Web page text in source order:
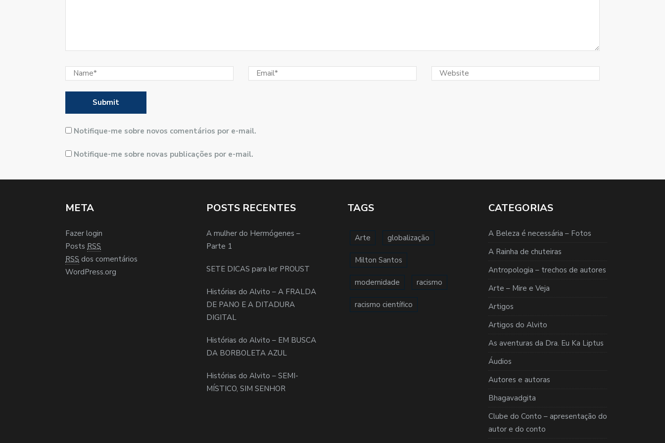
Notifique-me sobre novos comentários por e-mail.
Notifique-me sobre novas publicações por e-mail.
META
Fazer login
Posts RSS
RSS dos comentários
WordPress.org
POSTS RECENTES
A mulher do Hermógenes –
Parte 1
SETE DICAS para ler PROUST
Histórias do Alvito – A FRALDA
DE PANO E A DITADURA
DIGITAL
Histórias do Alvito – EM BUSCA
DA BORBOLETA AZUL
Histórias do Alvito – SEMI-
MÍSTICO, SIM SENHOR
TAGS
Arte globalização
Milton Santos
modernidade racismo
racismo científico
CATEGORIAS
A Beleza é necessária – Fotos
A Rainha de chuteiras
Antropologia – trechos de autores
Arte – Mire e Veja
Artigos
Artigos do Alvito
As aventuras da Dra. Eu Ka Liptus
Áudios
Autores e autoras
Bhagavadgita
Clube do Conto – apresentação do
autor e do conto